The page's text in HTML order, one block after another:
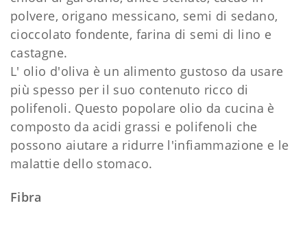
polvere, origano messicano, semi di sedano,
cioccolato fondente, farina di semi di lino e
castagne.
L' olio d'oliva è un alimento gustoso da usare
più spesso per il suo contenuto ricco di
polifenoli. Questo popolare olio da cucina è
composto da acidi grassi e polifenoli che
possono aiutare a ridurre l'infiammazione e le
malattie dello stomaco.
Fibra